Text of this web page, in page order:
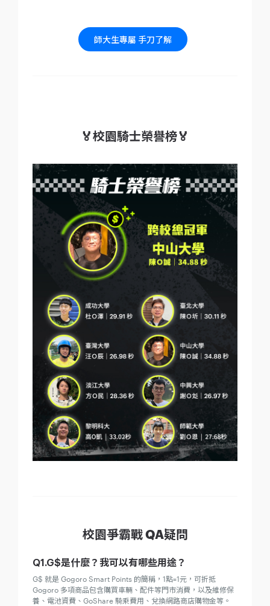
師大生專屬 手刀了解
🏅校園騎士榮譽榜🏅
校園爭霸戰 QA疑問
Q1.G$是什麼？我可以有哪些用途？
G$ 就是 Gogoro Smart Points 的簡稱，1點=1元，可折抵
Gogoro 多項商品包含購買車輛、配件等門市消費，以及維修保
養、電池資費、GoShare 騎乘費用、兌換網路商店購物金等。